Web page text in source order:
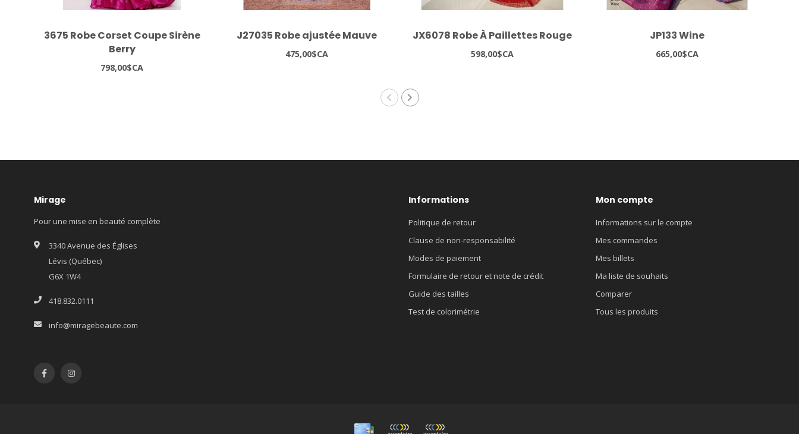
3675 Robe Corset Coupe Sirène
Berry
798,00$CA
J27035 Robe ajustée Mauve
475,00$CA
JX6078 Robe À Paillettes Rouge
598,00$CA
JP133 Wine
665,00$CA
Mirage
Pour une mise en beauté complète
3340 Avenue des Églises
Lévis (Québec)
G6X 1W4
418.832.0111
info@miragebeaute.com
Informations
Politique de retour
Clause de non-responsabilité
Modes de paiement
Formulaire de retour et note de crédit
Guide des tailles
Test de colorimétrie
Mon compte
Informations sur le compte
Mes commandes
Mes billets
Ma liste de souhaits
Comparer
Tous les produits